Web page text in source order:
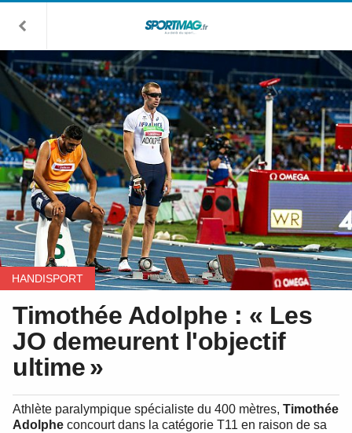
HANDISPORT
Timothée Adolphe : « Les
JO demeurent l'objectif
ultime »
Athlète paralympique spécialiste du 400 mètres, Timothée
Adolphe concourt dans la catégorie T11 en raison de sa